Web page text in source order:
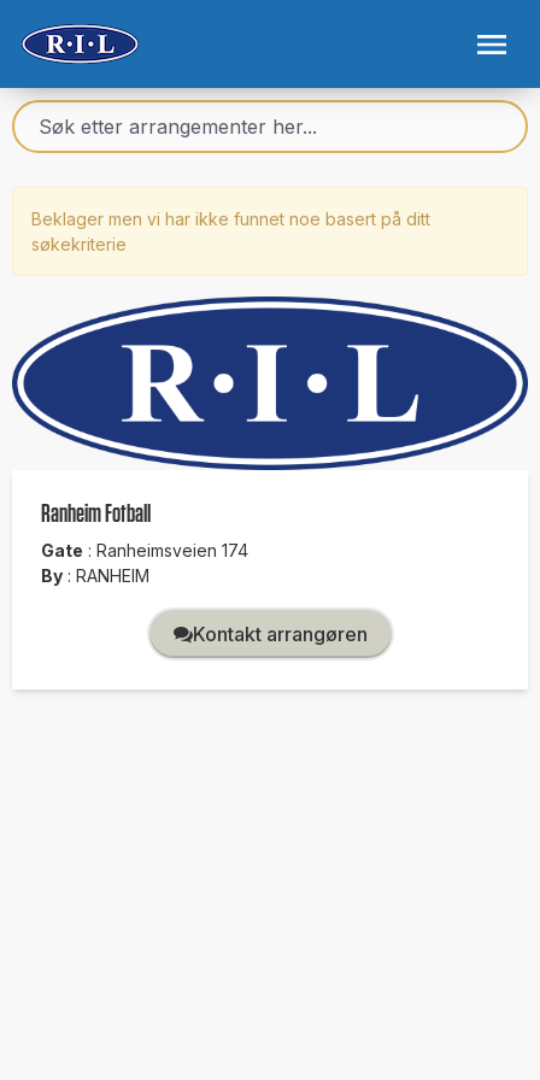
Beklager men vi har ikke funnet noe basert på ditt
søkekriterie
Ranheim Fotball
Gate : Ranheimsveien 174
By : RANHEIM
Kontakt arrangøren